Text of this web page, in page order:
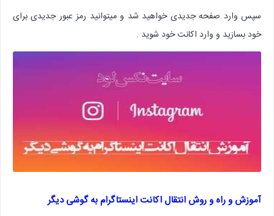
سپس وارد صفحه جدیدی خواهید شد و میتوانید رمز عبور جدیدی برای
خود بسازید و وارد اکانت خود شوید .
آموزش و راه و روش انتقال اکانت اینستاگرام به گوشی دیگر